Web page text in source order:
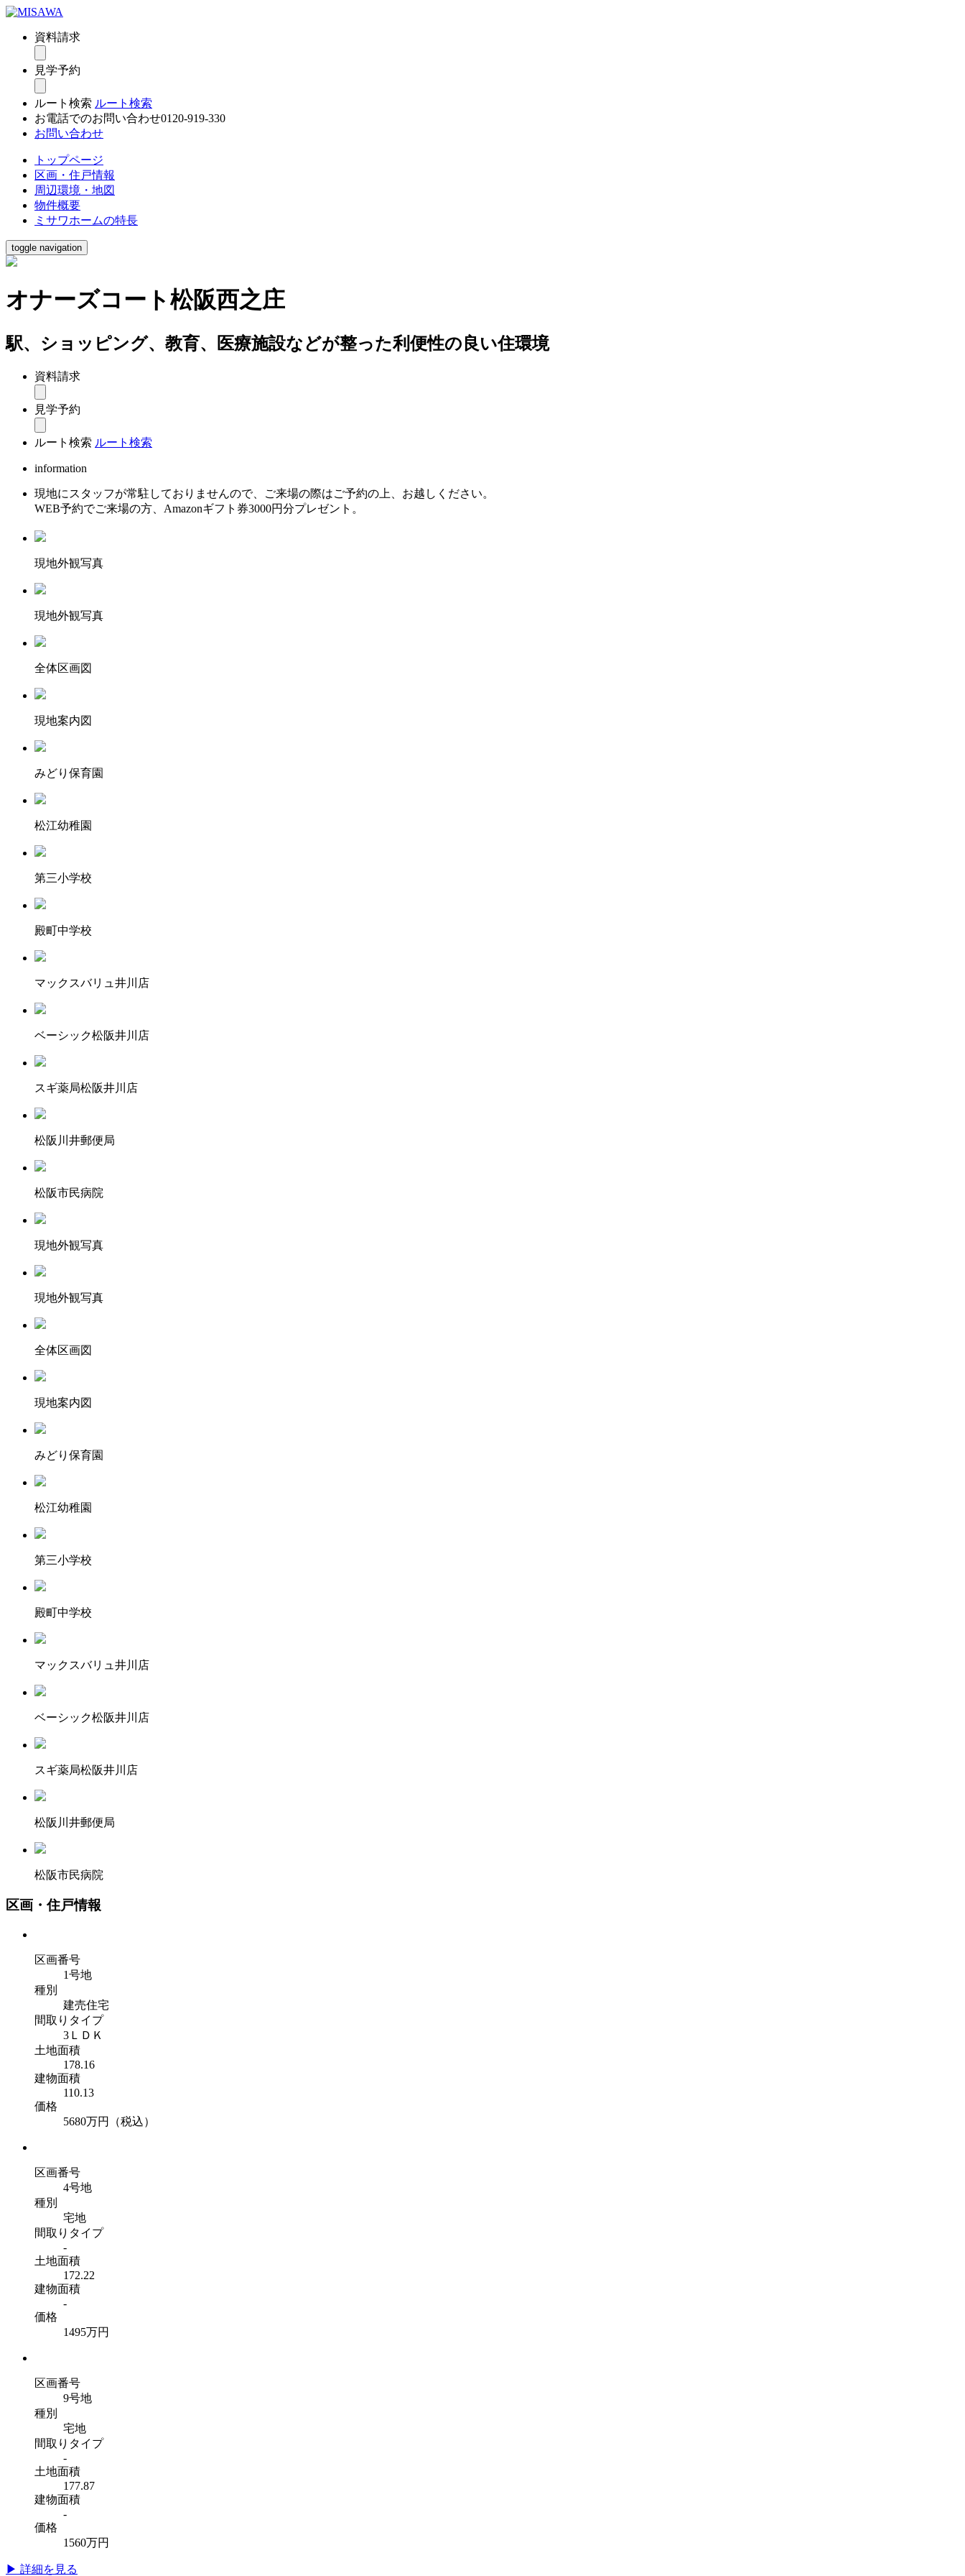
資料請求
見学予約
ルート検索 ルート検索
お電話でのお問い合わせ0120-919-330
お問い合わせ
トップページ
区画・住戸情報
周辺環境・地図
物件概要
ミサワホームの特長
toggle navigation
オナーズコート松阪西之庄
駅、ショッピング、教育、医療施設などが整った利便性の良い住環境
資料請求
見学予約
ルート検索 ルート検索
information
現地にスタッフが常駐しておりませんので、ご来場の際はご予約の上、お越しください。
WEB予約でご来場の方、Amazonギフト券3000円分プレゼント。
現地外観写真
現地外観写真
全体区画図
現地案内図
みどり保育園
松江幼稚園
第三小学校
殿町中学校
マックスバリュ井川店
ベーシック松阪井川店
スギ薬局松阪井川店
松阪川井郵便局
松阪市民病院
現地外観写真
現地外観写真
全体区画図
現地案内図
みどり保育園
松江幼稚園
第三小学校
殿町中学校
マックスバリュ井川店
ベーシック松阪井川店
スギ薬局松阪井川店
松阪川井郵便局
松阪市民病院
区画・住戸情報
区画番号
1号地
種別
建売住宅
間取りタイプ
3ＬＤＫ
土地面積
178.16
建物面積
110.13
価格
5680万円 （税込）
区画番号
4号地
種別
宅地
間取りタイプ
-
土地面積
172.22
建物面積
-
価格
1495万円
区画番号
9号地
種別
宅地
間取りタイプ
-
土地面積
177.87
建物面積
-
価格
1560万円
▶ 詳細を見る